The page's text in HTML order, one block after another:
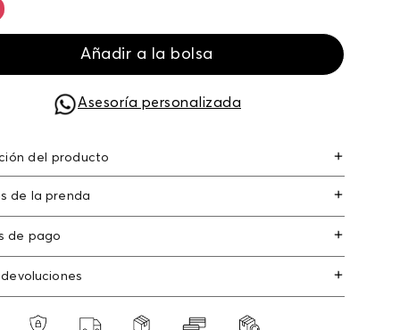
Añadir a la bolsa
Asesoría personalizada
del producto
de comedor para recipientes
de la prenda
de pago
de crédito: Visa, Dinners, Master Card y
débito: Maestro, Electron.
devoluciones